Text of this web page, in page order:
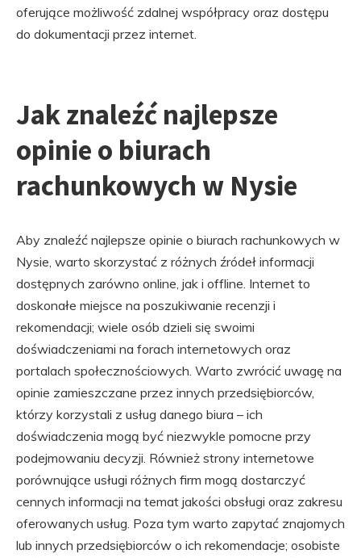
oferujące możliwość zdalnej współpracy oraz dostępu
do dokumentacji przez internet.
Jak znaleźć najlepsze
opinie o biurach
rachunkowych w Nysie
Aby znaleźć najlepsze opinie o biurach rachunkowych w
Nysie, warto skorzystać z różnych źródeł informacji
dostępnych zarówno online, jak i offline. Internet to
doskonałe miejsce na poszukiwanie recenzji i
rekomendacji; wiele osób dzieli się swoimi
doświadczeniami na forach internetowych oraz
portalach społecznościowych. Warto zwrócić uwagę na
opinie zamieszczane przez innych przedsiębiorców,
którzy korzystali z usług danego biura – ich
doświadczenia mogą być niezwykle pomocne przy
podejmowaniu decyzji. Również strony internetowe
porównujące usługi różnych firm mogą dostarczyć
cennych informacji na temat jakości obsługi oraz zakresu
oferowanych usług. Poza tym warto zapytać znajomych
lub innych przedsiębiorców o ich rekomendacje; osobiste